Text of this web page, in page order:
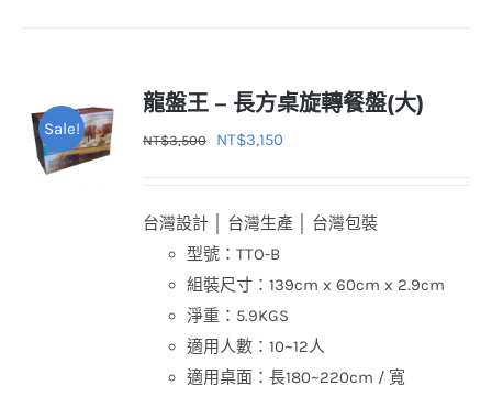
Sale!
龍盤王 – 長方桌旋轉餐盤(大)
NT$3,500
原
格：
NT$3,500。
NT$3,150
格：
台灣設計 │ 台灣生產 │ 台灣包裝
型號：TTO-B
組裝尺寸：139cm x 60cm x 2.9cm
淨重：5.9KGS
適用人數：10~12人
適用桌面：長180~220cm / 寬